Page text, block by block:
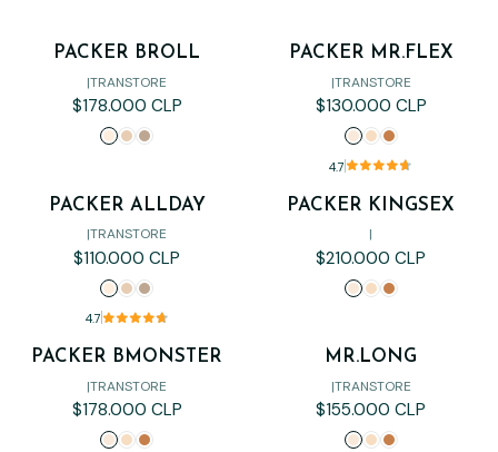
PACKER BROLL
|TRANSTORE
$178.000 CLP
PACKER MR.FLEX
|TRANSTORE
$130.000 CLP
4.7
PACKER ALLDAY
|TRANSTORE
$110.000 CLP
4.7
Agotado
PACKER KINGSEX
|
$210.000 CLP
PACKER BMONSTER
|TRANSTORE
$178.000 CLP
MR.LONG
|TRANSTORE
$155.000 CLP